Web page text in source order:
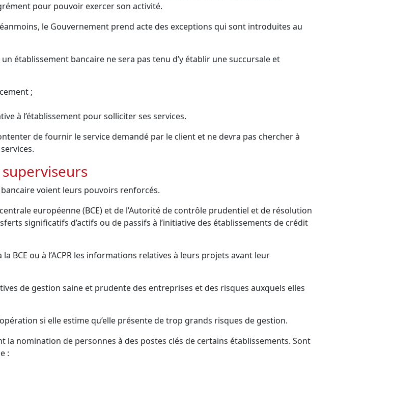
pour pouvoir exercer son activité.
le Gouvernement prend acte des exceptions qui sont introduites au
établissement bancaire ne sera pas tenu d’y établir une succursale et
;
à l’établissement pour solliciter ses services.
de fournir le service demandé par le client et ne devra pas chercher à
voient leurs pouvoirs renforcés.
européenne (BCE) et de l’Autorité de contrôle prudentiel et de résolution
significatifs d’actifs ou de passifs à l’initiative des établissements de crédit
BCE ou à l’ACPR les informations relatives à leurs projets avant leur
de gestion saine et prudente des entreprises et des risques auxquels elles
si elle estime qu’elle présente de trop grands risques de gestion.
la nomination de personnes à des postes clés de certains établissements. Sont
: